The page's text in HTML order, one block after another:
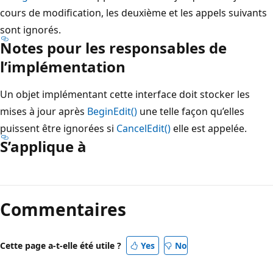
cours de modification, les deuxième et les appels suivants
sont ignorés.
Notes pour les responsables de
l’implémentation
Un objet implémentant cette interface doit stocker les
mises à jour après BeginEdit() une telle façon qu’elles
puissent être ignorées si CancelEdit()elle est appelée.
S’applique à
lecture
désactivé
Commentaires
Cette page a-t-elle été utile ? Yes No